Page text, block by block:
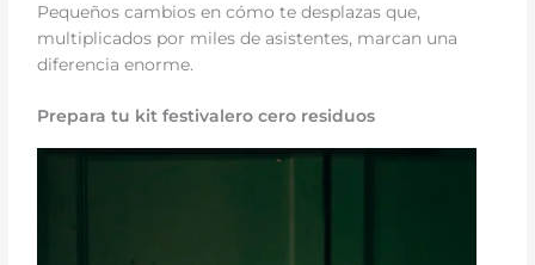
Pequeños cambios en cómo te desplazas que,
multiplicados por miles de asistentes, marcan una
diferencia enorme.
Prepara tu kit festivalero cero residuos